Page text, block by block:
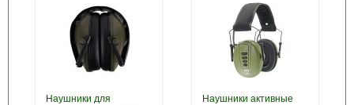
Наушники для
Наушники активные